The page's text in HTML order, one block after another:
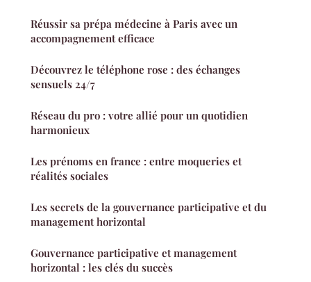
Réussir sa prépa médecine à Paris avec un
accompagnement efficace
Découvrez le téléphone rose : des échanges
sensuels 24/7
Réseau du pro : votre allié pour un quotidien
harmonieux
Les prénoms en france : entre moqueries et
réalités sociales
Les secrets de la gouvernance participative et du
management horizontal
Gouvernance participative et management
horizontal : les clés du succès